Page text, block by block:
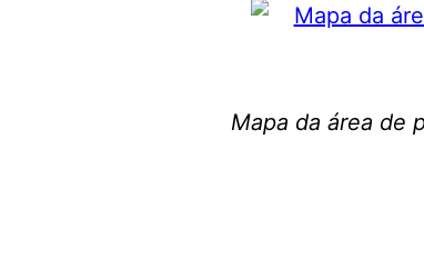
Mapa da área de